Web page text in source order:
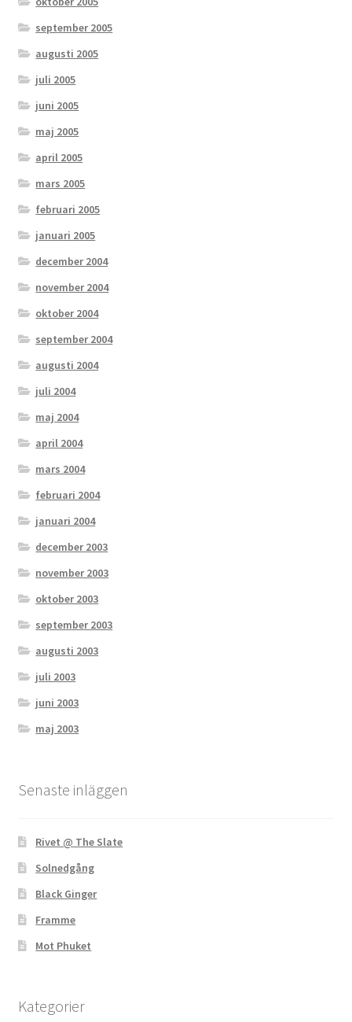
september 2005
augusti 2005
juli 2005
juni 2005
maj 2005
april 2005
mars 2005
februari 2005
januari 2005
december 2004
november 2004
oktober 2004
september 2004
augusti 2004
juli 2004
maj 2004
april 2004
mars 2004
februari 2004
januari 2004
december 2003
november 2003
oktober 2003
september 2003
augusti 2003
juli 2003
juni 2003
maj 2003
Senaste inläggen
Rivet @ The Slate
Solnedgång
Black Ginger
Framme
Mot Phuket
Kategorier